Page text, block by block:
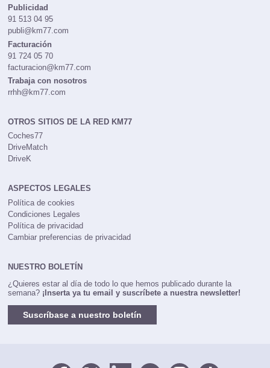
Publicidad
91 513 04 95
publi@km77.com
Facturación
91 724 05 70
facturacion@km77.com
Trabaja con nosotros
rrhh@km77.com
OTROS SITIOS DE LA RED KM77
Coches77
DriveMatch
DriveK
ASPECTOS LEGALES
Política de cookies
Condiciones Legales
Política de privacidad
Cambiar preferencias de privacidad
NUESTRO BOLETÍN
¿Quieres estar al día de todo lo que hemos publicado durante la
semana? ¡Inserta ya tu email y suscríbete a nuestra newsletter!
Suscríbase a nuestro boletín